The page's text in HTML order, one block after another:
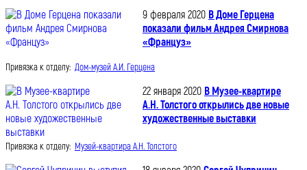
9 февраля 2020 В Доме Герцена
показали фильм Андрея Смирнова
«Француз»
Привязка к отделу: Дом-музей А.И. Герцена
22 января 2020 В Музее-квартире
А.Н. Толстого открылись две новые
художественные выставки
Привязка к отделу: Музей-квартира А.Н. Толстого